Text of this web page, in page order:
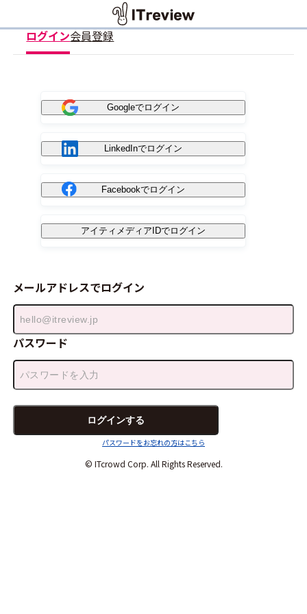
ログイン会員登録
Googleでログイン
LinkedInでログイン
Facebookでログイン
アイティメディアIDでログイン
メールアドレスでログイン
パスワード
パスワードをお忘れの方はこちら
© ITcrowd Corp. All Rights Reserved.